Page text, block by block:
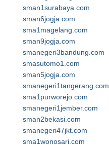
sman1surabaya.com
sman6jogja.com
sma1magelang.com
sman9jogja.com
smanegeri3bandung.com
smasutomo1.com
sman5jogja.com
smanegeri1tangerang.com
sma1purworejo.com
smanegeri1jember.com
sman2bekasi.com
smanegeri47jkt.com
sma1wonosari.com